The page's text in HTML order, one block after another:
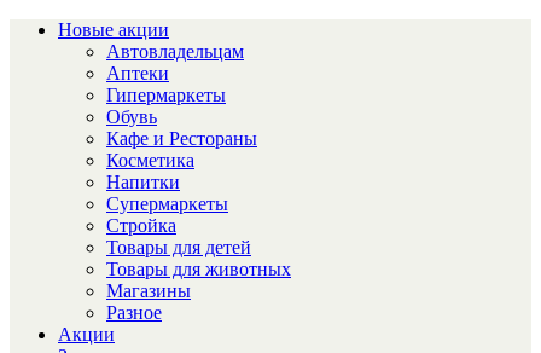
Новые акции
Автовладельцам
Аптеки
Гипермаркеты
Обувь
Кафе и Рестораны
Косметика
Напитки
Супермаркеты
Стройка
Товары для детей
Товары для животных
Магазины
Разное
Акции